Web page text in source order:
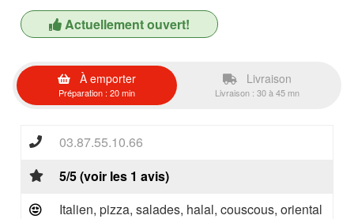
Actuellement ouvert!
À emporter
Préparation : 20 min
Livraison
Livraison : 30 à 45 mn
03.87.55.10.66
5/5 (voir les 1 avis)
Italien, pizza, salades, halal, couscous, oriental